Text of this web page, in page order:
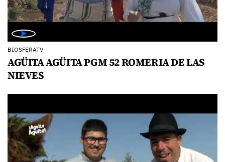
BIOSFERATV
AGÜITA AGÜITA PGM 52 ROMERIA DE LAS
NIEVES